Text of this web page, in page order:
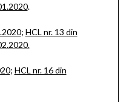
.
; HCL nr. 13 din
; HCL nr. 16 din